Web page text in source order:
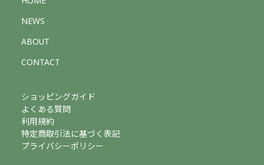
NEWS
ABOUT
CONTACT
ショッピングガイド
よくある質問
利用規約
特定商取引法に基づく表記
プライバシーポリシー